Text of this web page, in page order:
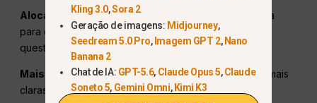
Alocação precisa do tempo:
reflexão mais profunda
para questões complexas, resposta mais rápida para
questões mais simples.
Mais fácil de entender:menos jargão, explicações mais
claras dos conceitos técnicos.
Kling 3.0,Sora 2
Geração de imagens: Midjourney,
Seedream 5.0 Pro,Imagem GPT 2,Nano
Banana 2
Chat de IA: GPT-5.6, Claude Opus 5,Claude
Soneto 5, Gemini Omni,Kimi K3